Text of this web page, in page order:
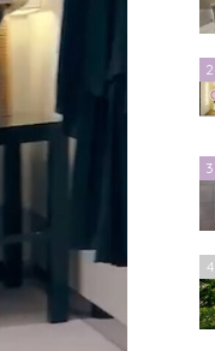
2
3
4